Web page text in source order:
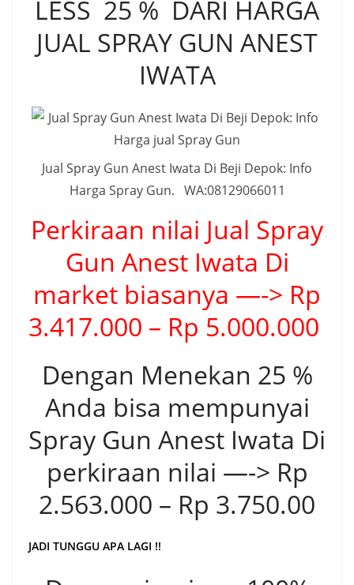
LESS 25 % DARI HARGA
JUAL SPRAY GUN ANEST
IWATA
Jual Spray Gun Anest Iwata Di Beji Depok: Info
Harga Spray Gun. WA:08129066011
Perkiraan nilai Jual Spray
Gun Anest Iwata Di
market biasanya —-> Rp
3.417.000 – Rp 5.000.000
Dengan Menekan 25 %
Anda bisa mempunyai
Spray Gun Anest Iwata Di
perkiraan nilai —-> Rp
2.563.000 – Rp 3.750.00
JADI TUNGGU APA LAGI !!